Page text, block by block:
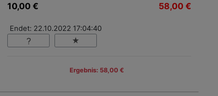
10,00 € 58,00 €
Endet: 22.10.2022 17:04:40
Ergebnis: 58,00 €